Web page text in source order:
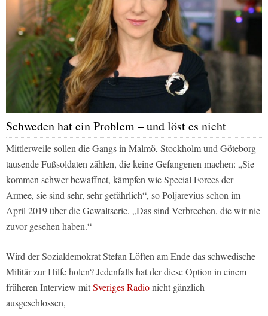
Schweden hat ein Problem – und löst es nicht
Mittlerweile sollen die Gangs in Malmö, Stockholm und Göteborg
tausende Fußsoldaten zählen, die keine Gefangenen machen: „Sie
kommen schwer bewaffnet, kämpfen wie Special Forces der
Armee, sie sind sehr, sehr gefährlich“, so Poljarevius schon im
April 2019 über die Gewaltserie. „Das sind Verbrechen, die wir nie
zuvor gesehen haben.“
Wird der Sozialdemokrat Stefan Löften am Ende das schwedische
Militär zur Hilfe holen? Jedenfalls hat der diese Option in einem
früheren Interview mitSveriges Radionicht gänzlich
ausgeschlossen,